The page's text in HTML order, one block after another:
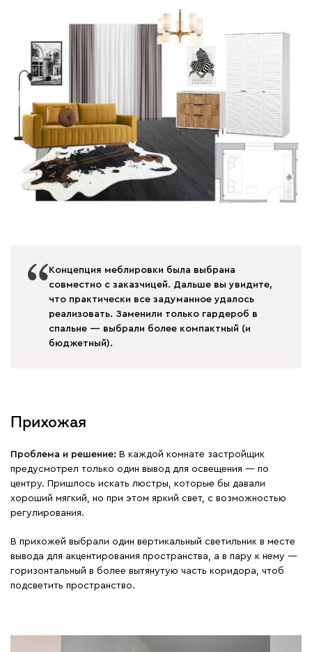
Концепция меблировки была выбрана
совместно с заказчицей. Дальше вы увидите,
что практически все задуманное удалось
реализовать. Заменили только гардероб в
спальне — выбрали более компактный (и
бюджетный).
Прихожая
Проблема и решение: В каждой комнате застройщик
предусмотрел только один вывод для освещения — по
центру. Пришлось искать люстры, которые бы давали
хороший мягкий, но при этом яркий свет, с возможностью
регулирования.
В прихожей выбрали один вертикальный светильник в месте
вывода для акцентирования пространства, а в пару к нему —
горизонтальный в более вытянутую часть коридора, чтоб
подсветить пространство.